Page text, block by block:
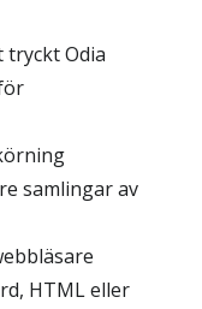
Odia
samlingar av
HTML eller